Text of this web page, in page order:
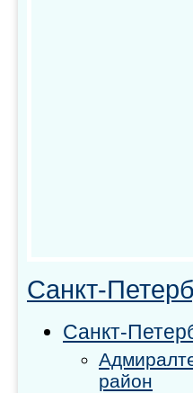
Санкт-
Санкт-
район